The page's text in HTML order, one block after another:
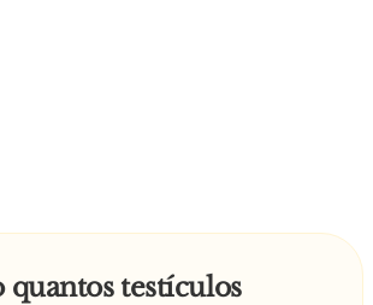
quantos testículos